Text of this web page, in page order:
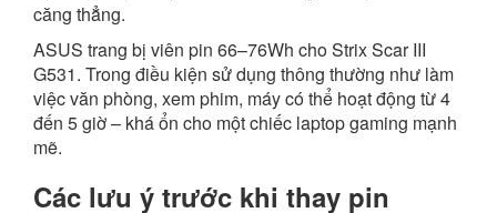
căng thẳng.
ASUS trang bị viên pin 66–76Wh cho Strix Scar III
G531. Trong điều kiện sử dụng thông thường như làm
việc văn phòng, xem phim, máy có thể hoạt động từ 4
đến 5 giờ – khá ổn cho một chiếc laptop gaming mạnh
mẽ.
Các lưu ý trước khi thay pin